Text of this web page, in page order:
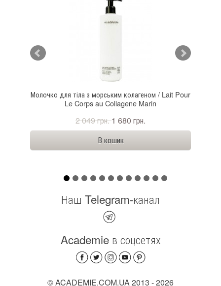
Молочко для тіла з морським колагеном / Lait Pour
Le Corps au Collagene Marin
2 049 грн.1 680 грн.
Наш Telegram-канал
Academie в соцсетях
© ACADEMIE.COM.UA 2013 - 2026